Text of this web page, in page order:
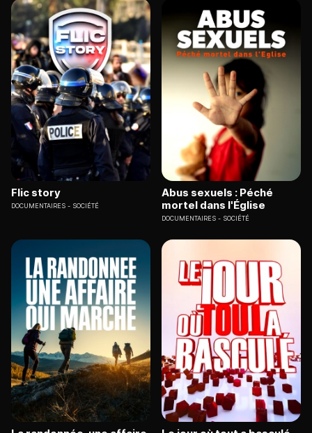
Flic story
DOCUMENTAIRES SOCIÉTÉ
Abus sexuels : Péché
mortel dans l'Église
DOCUMENTAIRES SOCIÉTÉ